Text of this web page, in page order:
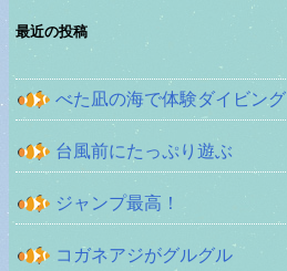
最近の投稿
べた凪の海で体験ダイビング
台風前にたっぷり遊ぶ
ジャンプ最高！
コガネアジがグルグル